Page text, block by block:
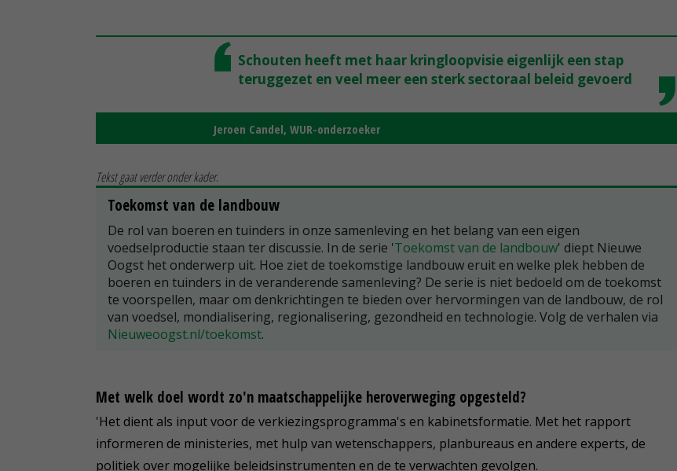
Schouten heeft met haar kringloopvisie eigenlijk een stap
teruggezet en veel meer een sterk sectoraal beleid gevoerd
Jeroen Candel, WUR-onderzoeker
Tekst gaat verder onder kader.
Toekomst van de landbouw
De rol van boeren en tuinders in onze samenleving en het belang van een eigen
voedselproductie staan ter discussie. In de serie 'Toekomst van de landbouw' diept Nieuwe
Oogst het onderwerp uit. Hoe ziet de toekomstige landbouw eruit en welke plek hebben de
boeren en tuinders in de veranderende samenleving? De serie is niet bedoeld om de toekomst
te voorspellen, maar om denkrichtingen te bieden over hervormingen van de landbouw, de rol
van voedsel, mondialisering, regionalisering, gezondheid en technologie. Volg de verhalen via
Nieuweoogst.nl/toekomst.
Met welk doel wordt zo'n maatschappelijke heroverweging opgesteld?
'Het dient als input voor de verkiezingsprogramma's en kabinetsformatie. Met het rapport
informeren de ministeries, met hulp van wetenschappers, planbureaus en andere experts, de
politiek over mogelijke beleidsinstrumenten en de te verwachten gevolgen.